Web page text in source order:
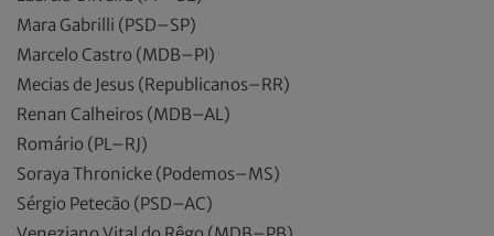
Mara Gabrilli (PSD–SP)
Marcelo Castro (MDB–PI)
Mecias de Jesus (Republicanos–RR)
Renan Calheiros (MDB–AL)
Romário (PL–RJ)
Soraya Thronicke (Podemos–MS)
Sérgio Petecão (PSD–AC)